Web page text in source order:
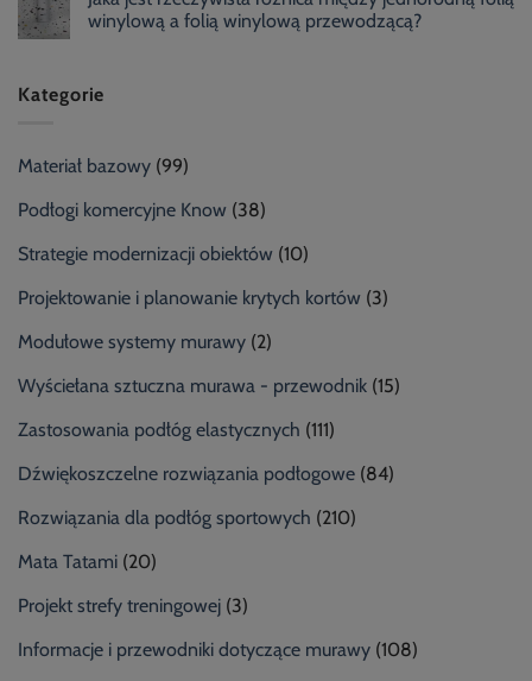
winylową a folią winylową przewodzącą?
Kategorie
Materiał bazowy (99)
Podłogi komercyjne Know (38)
Strategie modernizacji obiektów (10)
Projektowanie i planowanie krytych kortów (3)
Modułowe systemy murawy (2)
Wyściełana sztuczna murawa - przewodnik (15)
Zastosowania podłóg elastycznych (111)
Dźwiękoszczelne rozwiązania podłogowe (84)
Rozwiązania dla podłóg sportowych (210)
Mata Tatami (20)
Projekt strefy treningowej (3)
Informacje i przewodniki dotyczące murawy (108)